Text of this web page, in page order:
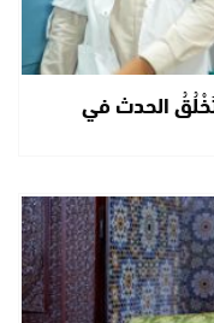
الحدث في